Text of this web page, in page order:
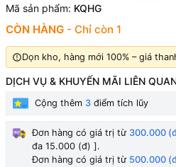
Mã sản phẩm: KQHG
CÒN HÀNG - Chỉ còn 1
Dọn kho, hàng mới 100% – giá
DỊCH VỤ & KHUYẾN MÃI LIÊN
Cộng thêm 3 điểm tích lũy
Đơn hàng có giá trị từ 300.000
đa 15.000 (đ) ].
Đơn hàng có giá trị từ 500.000